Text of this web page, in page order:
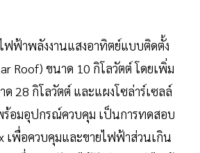
ฟฟ้าพลังงานแสงอาทิตย์แบบติดตั้ง
Roof) ขนาด 10 กิโลวัตต์ โดยเพิ่ม
28 กิโลวัตต์ และแผงโซล่าร์เซลล์
ร้อมอุปกรณ์ควบคุม เป็นการทดสอบ
เพื่อควบคุมและขายไฟฟ้าส่วนเกิน